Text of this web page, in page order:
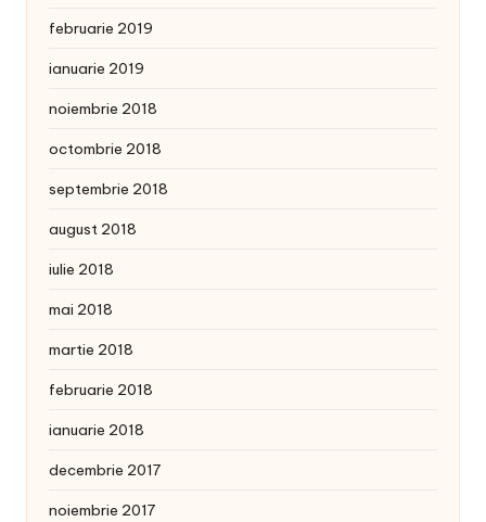
februarie 2019
ianuarie 2019
noiembrie 2018
octombrie 2018
septembrie 2018
august 2018
iulie 2018
mai 2018
martie 2018
februarie 2018
ianuarie 2018
decembrie 2017
noiembrie 2017